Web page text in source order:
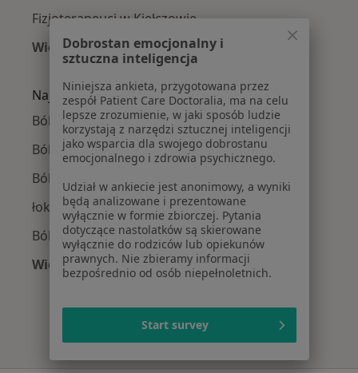
Fizjoterapeuci w Kiełczowie
Więcej (14)
Więcej w kategorii: W pobliżu Obornik
Najczęście leczone choroby
Bóle kręgosłupa w Obornikach Śląskich
Ból biodra w Obornikach Śląskich
Ból kolana w Obornikach Śląskich
łokieć tenisisty w Obornikach Śląskich
Ból barku w Obornikach Śląskich
Więcej (15)
Więcej w kategorii: Najczęście leczone
Dobrostan emocjonalny i
sztuczna inteligencja
Niniejsza ankieta, przygotowana przez
zespół Patient Care Doctoralia, ma na celu
lepsze zrozumienie, w jaki sposób ludzie
korzystają z narzędzi sztucznej inteligencji
jako wsparcia dla swojego dobrostanu
emocjonalnego i zdrowia psychicznego.
Udział w ankiecie jest anonimowy, a wyniki
będą analizowane i prezentowane
wyłącznie w formie zbiorczej. Pytania
dotyczące nastolatków są skierowane
wyłącznie do rodziców lub opiekunów
prawnych. Nie zbieramy informacji
bezpośrednio od osób niepełnoletnich.
Start survey